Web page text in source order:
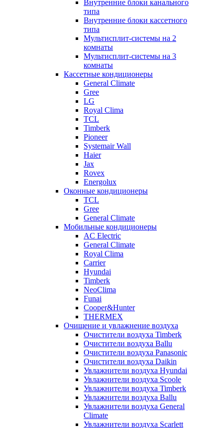
Внутренние блоки канального
типа
Внутренние блоки кассетного
типа
Мультисплит-системы на 2
комнаты
Мультисплит-системы на 3
комнаты
Кассетные кондиционеры
General Climate
Gree
LG
Royal Clima
TCL
Timberk
Pioneer
Systemair Wall
Haier
Jax
Rovex
Energolux
Оконные кондиционеры
TCL
Gree
General Climate
Мобильные кондиционеры
AC Electric
General Climate
Royal Clima
Carrier
Hyundai
Timberk
NeoClima
Funai
Cooper&Hunter
THERMEX
Очищение и увлажнение воздуха
Очистители воздуха Timberk
Очистители воздуха Ballu
Очистители воздуха Panasonic
Очистители воздуха Daikin
Увлажнители воздуха Hyundai
Увлажнители воздуха Scoole
Увлажнители воздуха Timberk
Увлажнители воздуха Ballu
Увлажнители воздуха General
Climate
Увлажнители воздуха Scarlett